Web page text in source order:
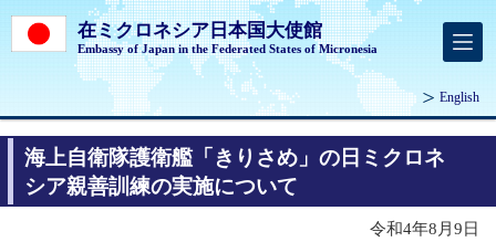
在ミクロネシア日本国大使館
Embassy of Japan in the Federated States of Micronesia
English
海上自衛隊護衛艦「きりさめ」の日ミクロネ
シア親善訓練の実施について
令和4年8月9日